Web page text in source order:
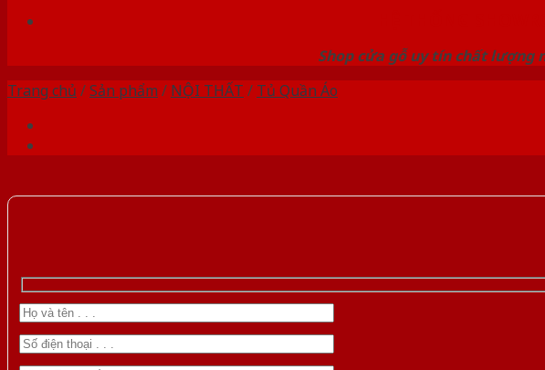
Shop cửa gỗ uy tín chất lượng
Trang chủ /Sản phẩm / NỘI THẤT / Tủ Quần Áo